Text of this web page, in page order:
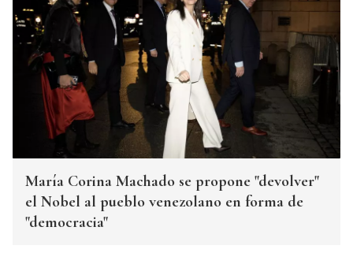
María Corina Machado se propone "devolver"
el Nobel al pueblo venezolano en forma de
"democracia"